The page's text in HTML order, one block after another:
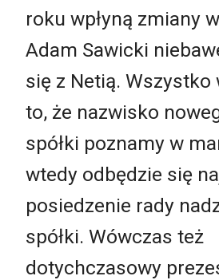
roku wpłyną zmiany
Adam Sawicki
się z Netią. Wszystko
to, że nazwisko
spółki poznamy w
wtedy odbędzie się
posiedzenie rady
spółki. Wówczas też
dotychczasowy